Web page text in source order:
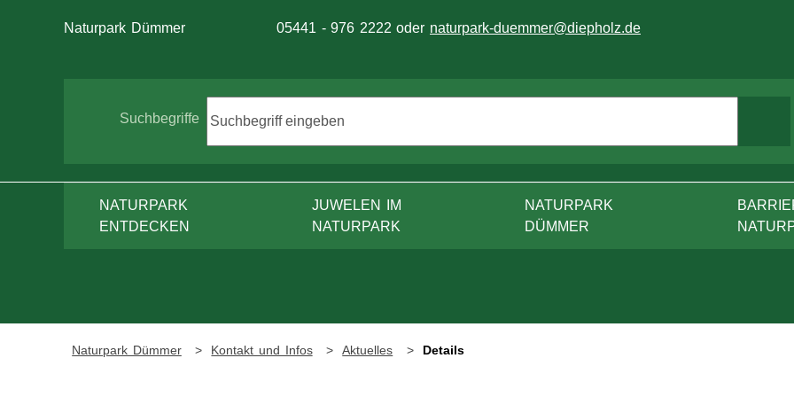
Naturpark Dümmer Telefon:
05441 - 976 2222 oder naturpark-duemmer@diepholz.de
Suchbegriffe
NATURPARK
ENTDECKEN
JUWELEN IM
NATURPARK
NATURPARK
DÜMMER
Naturpark Dümmer Kontakt und Infos Aktuelles Details